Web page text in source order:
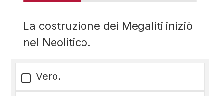
La costruzione dei Megaliti iniziò
nel Neolitico.
Vero.